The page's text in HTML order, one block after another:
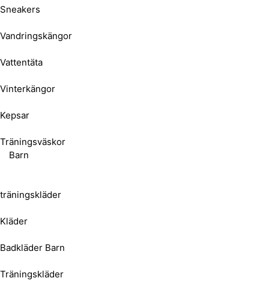
Sneakers
Vandringskängor
Vattentäta
Vinterkängor
Kepsar
Träningsväskor
Barn
träningskläder
Kläder
Badkläder Barn
Träningskläder